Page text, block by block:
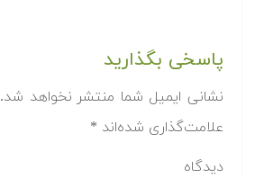
پاسخی بگذارید
نشانی ایمیل شما منتشر نخواهد شد.
علامت‌گذاری شده‌اند *
دیدگاه